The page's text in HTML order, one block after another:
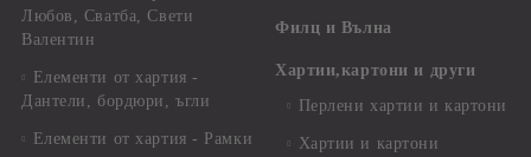
Любов, Сватба, Свети
Валентин
Елементи от хартия -
Дантели, бордюри, ъгли
Елементи от хартия - Рамки
Филц и Вълна
Хартии,картони и други
Перлени хартии и картони
Хартии и картони